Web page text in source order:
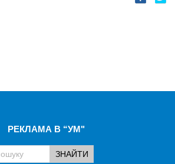
РЕКЛАМА В “УМ"